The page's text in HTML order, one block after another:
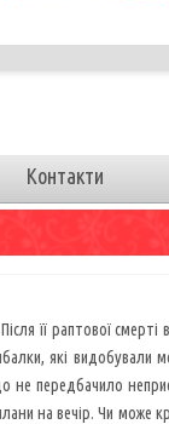
Контакти
її раптової смерті
які видобували
не передбачило
на вечір. Чи